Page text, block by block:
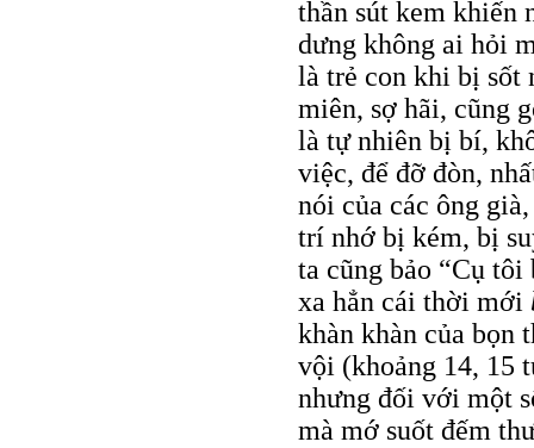
thần sút kem khiến
dưng không ai hỏi
là trẻ con khi bị sốt
miên, sợ hãi, cũng
là tự nhiên bị bí,
việc, để đỡ đòn,
nói của các ông
trí nhớ bị kém, bị
ta cũng bảo “Cụ
xa hẳn cái thời mới
khàn khàn của bọn
vội (khoảng 14, 15
nhưng đối với một
mà mớ suốt đếm